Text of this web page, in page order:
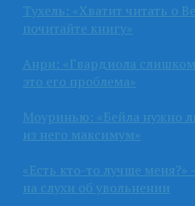
Тухель: «Хватит читать о
почитайте книгу»
Анри: «Гвардиола
это его проблема»
Моуринью: «Бейла нужно
из него максимум»
«Есть кто-то лучше
на слухи об увольнении